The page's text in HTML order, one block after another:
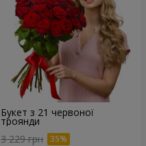
Букет з 21 червоної
троянди
3 229 грн